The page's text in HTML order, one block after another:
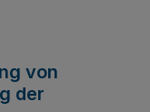
von
der